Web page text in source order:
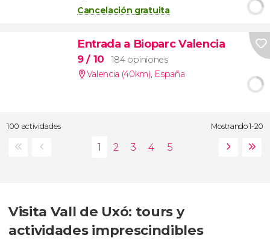
Cancelación gratuita
Entrada a Bioparc Valencia
9/ 10
184 opiniones
Valencia (40km), España
100 actividades Mostrando 1-20
Visita Vall de Uxó: tours y
actividades imprescindibles